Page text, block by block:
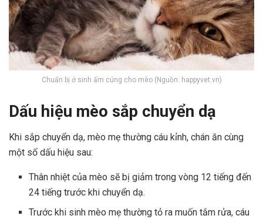
Chuẩn bị ở sinh ấm cúng cho mèo (Nguồn: happyvet.vn)
Dấu hiệu mèo sắp chuyển dạ
Khi sắp chuyển dạ, mèo mẹ thường cáu kỉnh, chán ăn cùng
một số dấu hiệu sau:
Thân nhiệt của mèo sẽ bị giảm trong vòng 12 tiếng đến
24 tiếng trước khi chuyển dạ.
Trước khi sinh mèo mẹ thường tỏ ra muốn tắm rửa, cáu